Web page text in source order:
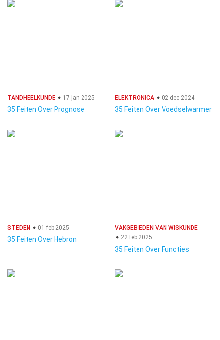
TANDHEELKUNDE 17 jan 2025
35 Feiten Over Prognose
ELEKTRONICA 02 dec 2024
35 Feiten Over Voedselwarmer
STEDEN 01 feb 2025
35 Feiten Over Hebron
VAKGEBIEDEN VAN WISKUNDE
22 feb 2025
35 Feiten Over Functies